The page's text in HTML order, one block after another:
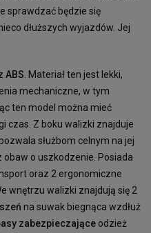
sprawdzać będzie się
dłuższych wyjazdów. Jej
ABS . Materiał ten jest lekki,
mechaniczne, w tym
ten model można mieć
czas. Z boku walizki znajduje
służbom celnym na jej
o uszkodzenie. Posiada
oraz 2 ergonomiczne
wnętrzu walizki znajdują się 2
na suwak biegnąca wzdłuż
zabezpieczające odzież